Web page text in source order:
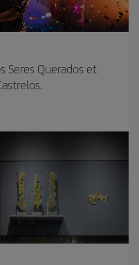
Seres Querados et